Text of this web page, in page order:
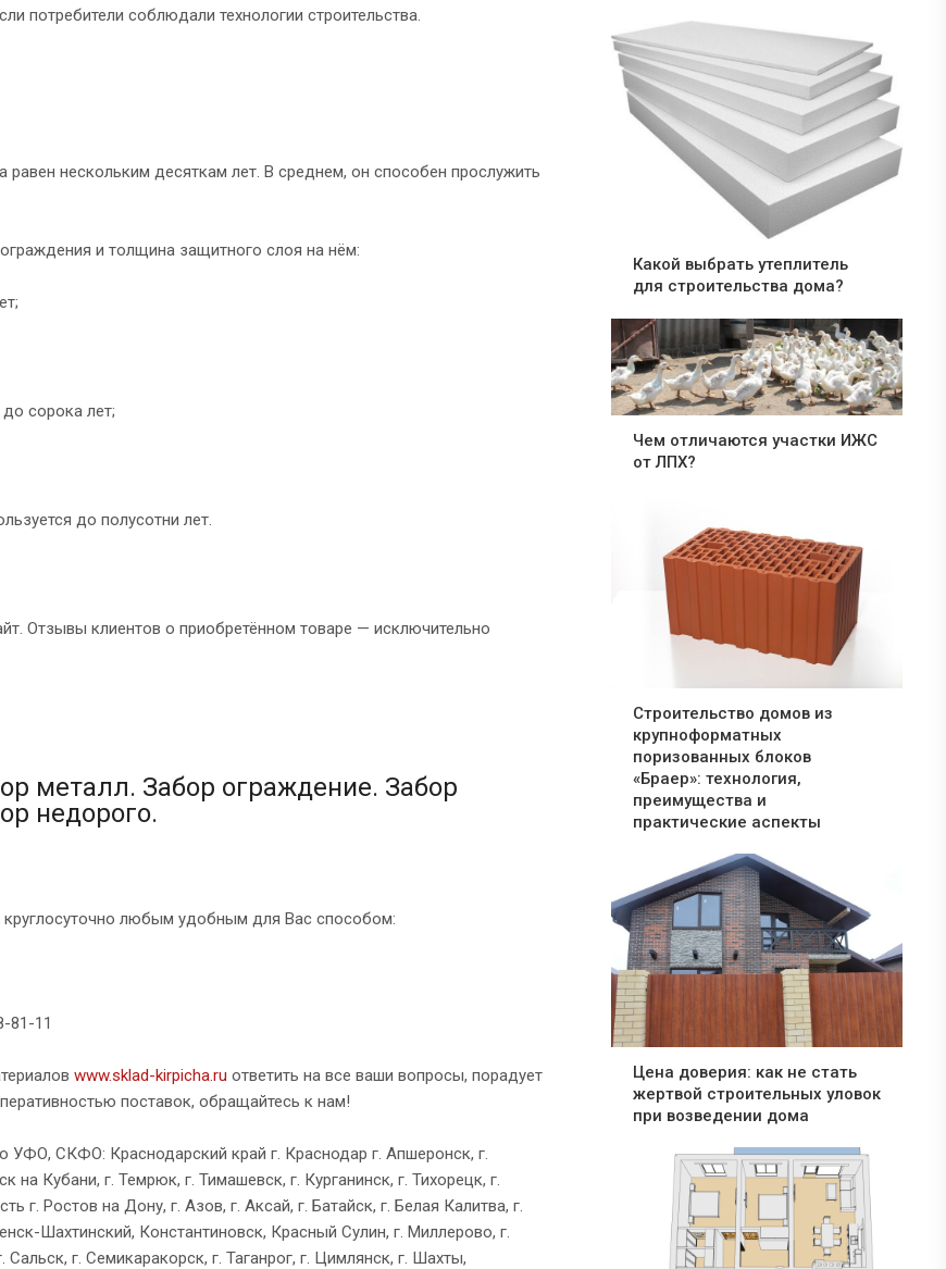
потребители соблюдали технологии строительства.
равен нескольким десяткам лет. В среднем, он способен прослужить
и толщина защитного слоя на нём:
сорока лет;
до полусотни лет.
Отзывы клиентов о приобретённом товаре — исключительно
металл. Забор ограждение. Забор
недорого.
любым удобным для Вас способом:
81-11
www.sklad-kirpicha.ru ответить на все ваши вопросы, порадует
поставок, обращайтесь к нам!
УФО, СКФО: Краснодарский край г. Краснодар г. Апшеронск, г.
на Кубани, г. Темрюк, г. Тимашевск, г. Курганинск, г. Тихорецк, г.
г. Ростов на Дону, г. Азов, г. Аксай, г. Батайск, г. Белая Калитва, г.
Шахтинский, Константиновск, Красный Сулин, г. Миллерово, г.
г. Семикаракорск, г. Таганрог, г. Цимлянск, г. Шахты,
Какой выбрать утеплитель
для строительства дома?
Чем отличаются участки ИЖС
от ЛПХ?
Строительство домов из
крупноформатных
поризованных блоков
«Браер»: технология,
преимущества и
практические аспекты
Цена доверия: как не стать
жертвой строительных уловок
при возведении дома